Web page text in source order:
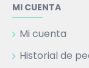
MI CUENTA
Mi cuenta
Historial de